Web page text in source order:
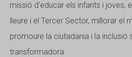
missió d'educar els infants i joves,
lleure i el Tercer Sector, millorar el
promoure la ciutadania i la inclusió
transformadora.